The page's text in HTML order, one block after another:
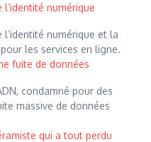
l’identité numérique
l’identité numérique et la
les services en ligne.
fuite de données
condamné pour des
massive de données
qui a tout perdu